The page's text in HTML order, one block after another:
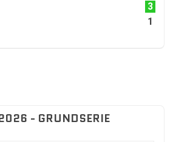
3
1
- GRUNDSERIE